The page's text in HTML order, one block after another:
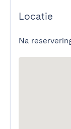
Locatie
Na